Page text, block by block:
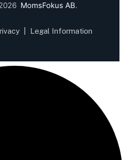
MomsFokus AB.
Legal Information